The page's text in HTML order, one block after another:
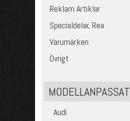
Reklam Artiklar
Specialdelar, Rea
Varumärken
Övrigt
MODELLANPASSAT
Audi